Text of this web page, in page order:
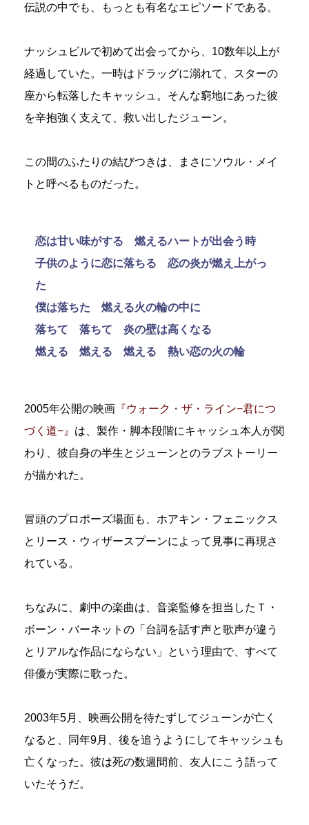
伝説の中でも、もっとも有名なエピソードである。
ナッシュビルで初めて出会ってから、10数年以上が
経過していた。一時はドラッグに溺れて、スターの
座から転落したキャッシュ。そんな窮地にあった彼
を辛抱強く支えて、救い出したジューン。
この間のふたりの結びつきは、まさにソウル・メイ
トと呼べるものだった。
恋は甘い味がする 燃えるハートが出会う時
子供のように恋に落ちる 恋の炎が燃え上がっ
た
僕は落ちた 燃える火の輪の中に
落ちて 落ちて 炎の壁は高くなる
燃える 燃える 燃える 熱い恋の火の輪
2005年公開の映画 『ウォーク・ザ・ライン−君につ
づく道−』 は、製作・脚本段階にキャッシュ本人が関
わり、彼自身の半生とジューンとのラブストーリー
が描かれた。
冒頭のプロポーズ場面も、ホアキン・フェニックス
とリース・ウィザースプーンによって見事に再現さ
れている。
ちなみに、劇中の楽曲は、音楽監修を担当したＴ・
ボーン・バーネットの「台詞を話す声と歌声が違う
とリアルな作品にならない」という理由で、すべて
俳優が実際に歌った。
2003年5月、映画公開を待たずしてジューンが亡く
なると、同年9月、後を追うようにしてキャッシュも
亡くなった。彼は死の数週間前、友人にこう語って
いたそうだ。